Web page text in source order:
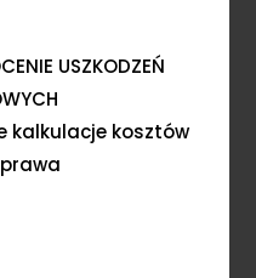
USZKODZEŃ
kalkulacje kosztów